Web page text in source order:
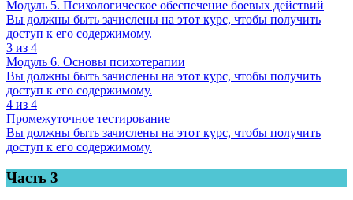
Модуль 5. Психологическое обеспечение боевых действий
Вы должны быть зачислены на этот курс, чтобы получить
доступ к его содержимому.
3 из 4
Модуль 6. Основы психотерапии
Вы должны быть зачислены на этот курс, чтобы получить
доступ к его содержимому.
4 из 4
Промежуточное тестирование
Вы должны быть зачислены на этот курс, чтобы получить
доступ к его содержимому.
Часть 3